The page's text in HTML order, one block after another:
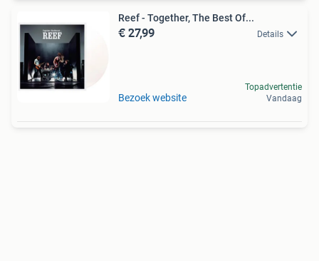
Reef - Together, The Best Of...
€ 27,99 Details
Bezoek website
Topadvertentie
Vandaag